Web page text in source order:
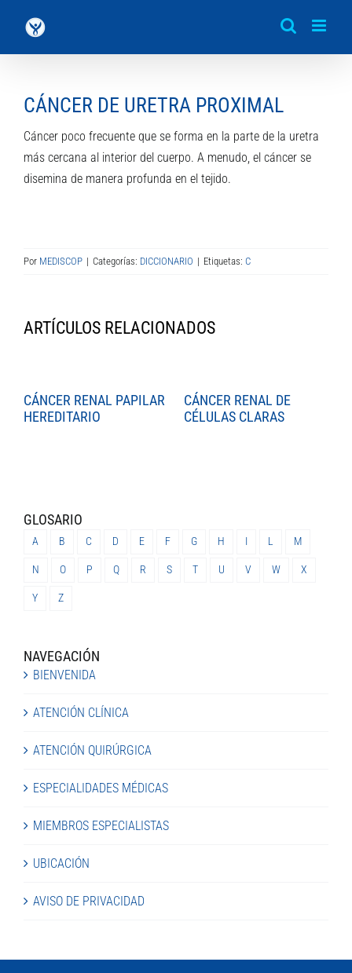
contenido
CÁNCER DE URETRA PROXIMAL
Cáncer poco frecuente que se forma en la parte de la uretra
más cercana al interior del cuerpo. A menudo, el cáncer se
disemina de manera profunda en el tejido.
Por MEDISCOP | Categorías: DICCIONARIO | Etiquetas: C
ARTÍCULOS RELACIONADOS
CÁNCER RENAL PAPILAR
HEREDITARIO
CÁNCER RENAL DE
CÉLULAS CLARAS
GLOSARIO
A B C D E F G H I L M
N O P Q R S T U V W X
Y Z
NAVEGACIÓN
BIENVENIDA
ATENCIÓN CLÍNICA
ATENCIÓN QUIRÚRGICA
ESPECIALIDADES MÉDICAS
MIEMBROS ESPECIALISTAS
UBICACIÓN
AVISO DE PRIVACIDAD